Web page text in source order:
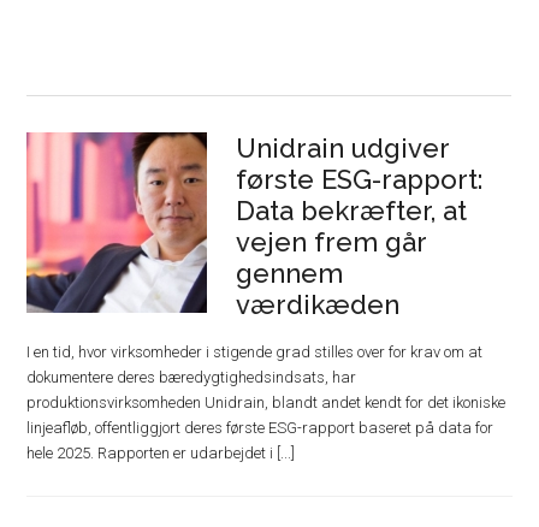
Unidrain udgiver
første ESG-rapport:
Data bekræfter, at
vejen frem går
gennem
værdikæden
I en tid, hvor virksomheder i stigende grad stilles over for krav om at
dokumentere deres bæredygtighedsindsats, har
produktionsvirksomheden Unidrain, blandt andet kendt for det ikoniske
linjeafløb, offentliggjort deres første ESG-rapport baseret på data for
hele 2025. Rapporten er udarbejdet i [...]